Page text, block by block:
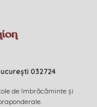
032724
de îmbrăcăminte și